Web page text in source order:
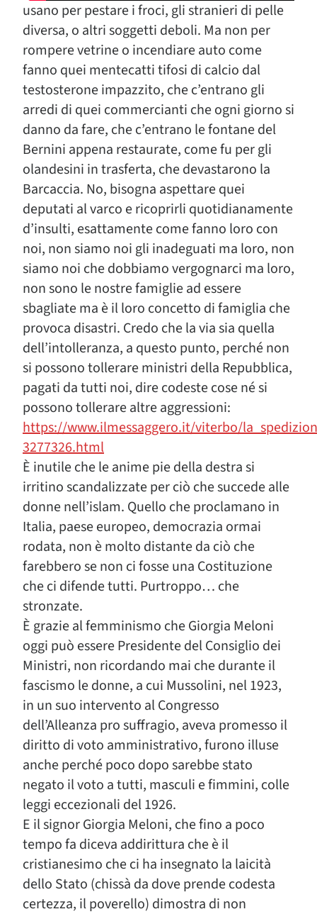
usano per pestare i froci, gli stranieri di pelle
diversa, o altri soggetti deboli. Ma non per
rompere vetrine o incendiare auto come
fanno quei mentecatti tifosi di calcio dal
testosterone impazzito, che c’entrano gli
arredi di quei commercianti che ogni giorno si
danno da fare, che c’entrano le fontane del
Bernini appena restaurate, come fu per gli
olandesini in trasferta, che devastarono la
Barcaccia. No, bisogna aspettare quei
deputati al varco e ricoprirli quotidianamente
d’insulti, esattamente come fanno loro con
noi, non siamo noi gli inadeguati ma loro, non
siamo noi che dobbiamo vergognarci ma loro,
non sono le nostre famiglie ad essere
sbagliate ma è il loro concetto di famiglia che
provoca disastri. Credo che la via sia quella
dell’intolleranza, a questo punto, perché non
si possono tollerare ministri della Repubblica,
pagati da tutti noi, dire codeste cose né si
possono tollerare altre aggressioni:
https://www.ilmessaggero.it/viterbo/
3277326.html
È inutile che le anime pie della destra si
irritino scandalizzate per ciò che succede alle
donne nell’islam. Quello che proclamano in
Italia, paese europeo, democrazia ormai
rodata, non è molto distante da ciò che
farebbero se non ci fosse una Costituzione
che ci difende tutti. Purtroppo… che
stronzate.
È grazie al femminismo che Giorgia Meloni
oggi può essere Presidente del Consiglio dei
Ministri, non ricordando mai che durante il
fascismo le donne, a cui Mussolini, nel 1923,
in un suo intervento al Congresso
dell’Alleanza pro suffragio, aveva promesso il
diritto di voto amministrativo, furono illuse
anche perché poco dopo sarebbe stato
negato il voto a tutti, masculi e fimmini, colle
leggi eccezionali del 1926.
E il signor Giorgia Meloni, che fino a poco
tempo fa diceva addirittura che è il
cristianesimo che ci ha insegnato la laicità
dello Stato (chissà da dove prende codesta
certezza, il poverello) dimostra di non